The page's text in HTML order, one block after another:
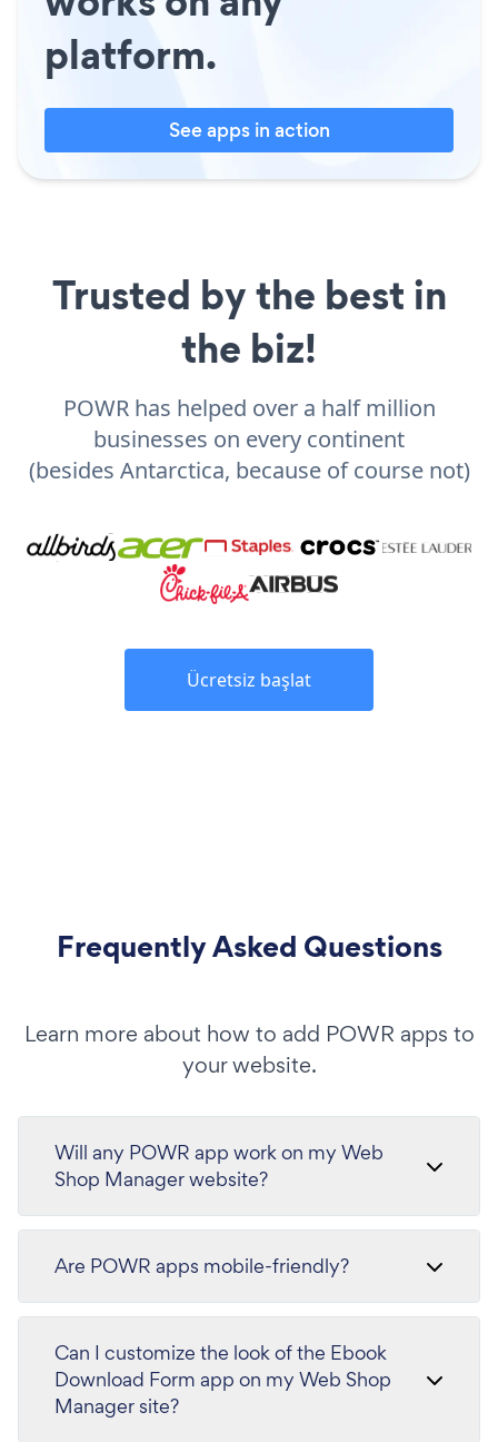
platform.
See apps in action
Trusted by the best in
the biz!
POWR has helped over a half million
businesses on every continent
(besides Antarctica, because of course not)
Ücretsiz başlat
Frequently Asked Questions
Learn more about how to add POWR apps to
your website.
Will any POWR app work on my Web
Shop Manager website?
Are POWR apps mobile-friendly?
Can I customize the look of the Ebook
Download Form app on my Web Shop
Manager site?